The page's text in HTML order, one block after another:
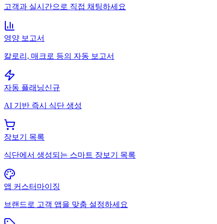
고객과 실시간으로 직접 채팅하세요
영양 보고서
칼로리, 매크로 등의 자동 보고서
자동 플래닝신규
AI 기반 즉시 식단 생성
장보기 목록
식단에서 생성되는 스마트 장보기 목록
앱 커스터마이징
브랜드로 고객 앱을 맞춤 설정하세요